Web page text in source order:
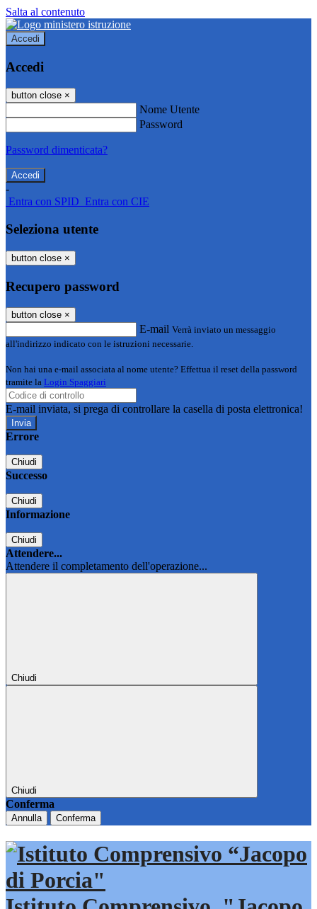
Salta al contenuto
Accedi
Accedi
button close ×
Nome Utente
Password
Password dimenticata?
-
Entra con SPID Entra con CIE
Seleziona utente
button close ×
Recupero password
button close ×
E-mail Verrà inviato un messaggio
all'indirizzo indicato con le istruzioni necessarie.
Non hai una e-mail associata al nome utente? Effettua il reset della password
tramite la Login Spaggiari
E-mail inviata, si prega di controllare la casella di posta elettronica!
Errore
Chiudi
Successo
Chiudi
Informazione
Chiudi
Attendere...
Attendere il completamento dell'operazione...
Chiudi
Chiudi
Conferma
Annulla Conferma